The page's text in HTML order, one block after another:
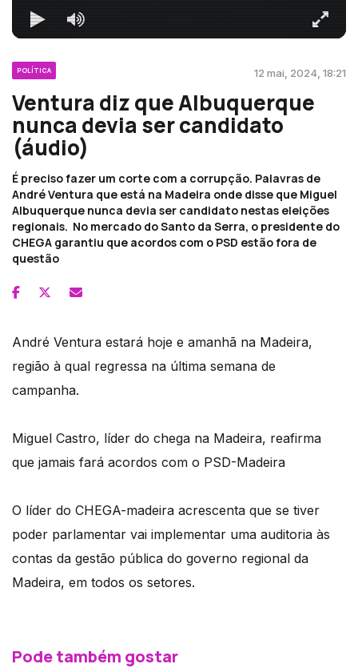
POLÍTICA 12 mai, 2024, 18:21
Ventura diz que Albuquerque
nunca devia ser candidato
(áudio)
É preciso fazer um corte com a corrupção. Palavras de
André Ventura que está na Madeira onde disse que Miguel
Albuquerque nunca devia ser candidato nestas eleições
regionais. No mercado do Santo da Serra, o presidente do
CHEGA garantiu que acordos com o PSD estão fora de
questão
André Ventura estará hoje e amanhã na Madeira,
região à qual regressa na última semana de
campanha.
Miguel Castro, líder do chega na Madeira, reafirma
que jamais fará acordos com o PSD-Madeira
O líder do CHEGA-madeira acrescenta que se tiver
poder parlamentar vai implementar uma auditoria às
contas da gestão pública do governo regional da
Madeira, em todos os setores.
Pode também gostar